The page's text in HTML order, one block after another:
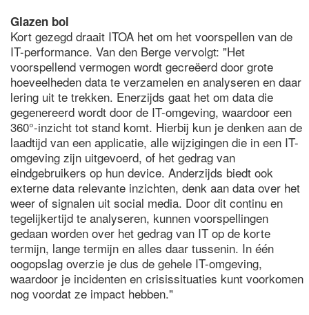
Glazen bol
Kort gezegd draait ITOA het om het voorspellen van de
IT-performance. Van den Berge vervolgt: "Het
voorspellend vermogen wordt gecreëerd door grote
hoeveelheden data te verzamelen en analyseren en daar
lering uit te trekken. Enerzijds gaat het om data die
gegenereerd wordt door de IT-omgeving, waardoor een
360°-inzicht tot stand komt. Hierbij kun je denken aan de
laadtijd van een applicatie, alle wijzigingen die in een IT-
omgeving zijn uitgevoerd, of het gedrag van
eindgebruikers op hun device. Anderzijds biedt ook
externe data relevante inzichten, denk aan data over het
weer of signalen uit social media. Door dit continu en
tegelijkertijd te analyseren, kunnen voorspellingen
gedaan worden over het gedrag van IT op de korte
termijn, lange termijn en alles daar tussenin. In één
oogopslag overzie je dus de gehele IT-omgeving,
waardoor je incidenten en crisissituaties kunt voorkomen
nog voordat ze impact hebben."